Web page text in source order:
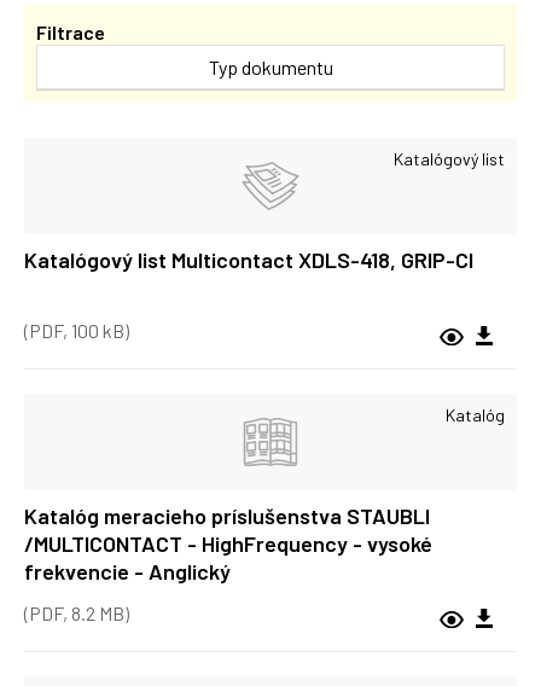
Filtrace
Typ dokumentu
Katalógový list
Katalógový list Multicontact XDLS-418, GRIP-CI
(PDF, 100 kB)
Katalóg
Katalóg meracieho príslušenstva STAUBLI
/MULTICONTACT - HighFrequency - vysoké
frekvencie - Anglický
(PDF, 8.2 MB)